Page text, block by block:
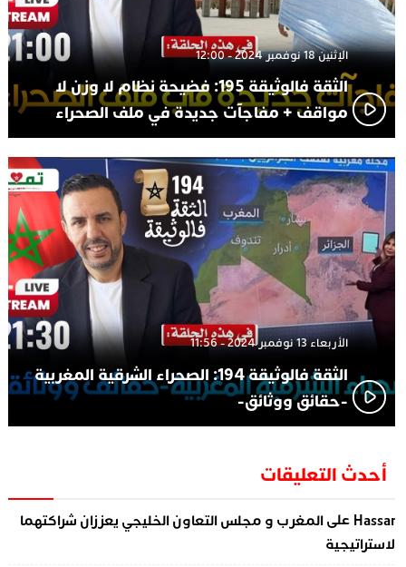
الإثنين 18 نوفمبر 2024 - 12:00
الثقة فالوثيقة 195: فضيحة نظام لا وزن لا
مواقف + مفاجآت جديدة في ملف الصحراء
الأربعاء 13 نوفمبر 2024 - 11:56
الثقة فالوثيقة 194: الصحراء الشرقية المغربية
-حقائق ووثائق-
أحدث التعليقات
علىالمغرب و مجلس التعاون الخليجي يعززان شراكتهما